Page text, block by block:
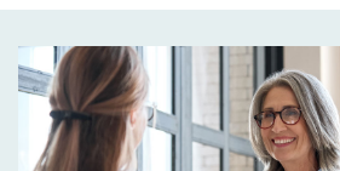
Artiklar